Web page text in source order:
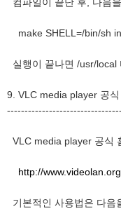
make SHELL=/bin/sh
실행이 끝나면 /usr/local
9. VLC media player 공식
---------------------------------
VLC media player 공식
http://
기본적인 사용법은 다음